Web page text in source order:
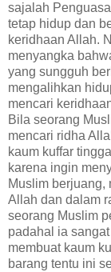
sajalah
tetap hidup dan
keridhaan Allah.
menyangka
yang sungguh
mengalihkan
mencari
Bila seorang
mencari ridha
kaum kuffar
karena ingin
Muslim berjuang,
Allah dan dalam
seorang Muslim
padahal ia
membuat kaum
barang tentu ini